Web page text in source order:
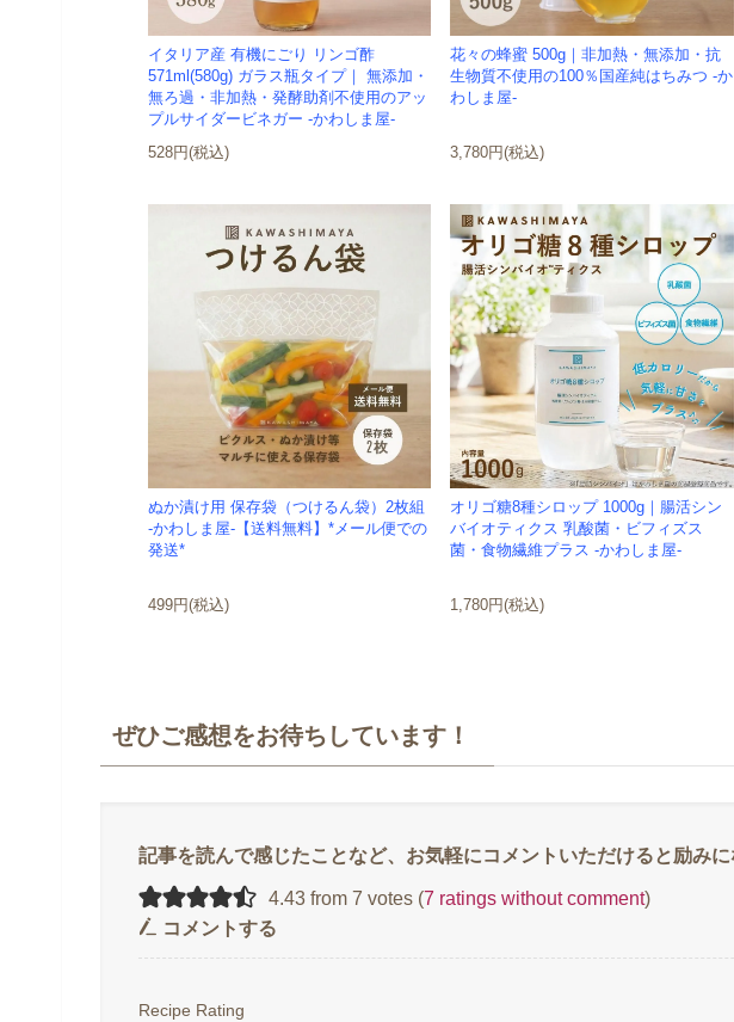
イタリア産 有機にごり リンゴ酢
571ml(580g) ガラス瓶タイプ｜ 無添加・
無ろ過・非加熱・発酵助剤不使用のアッ
プルサイダービネガー -かわしま屋-
528円(税込)
花々の蜂蜜 500g｜非加熱・無添加・抗
生物質不使用の100％国産純はちみつ -か
わしま屋-
3,780円(税込)
ぬか漬け用 保存袋（つけるん袋）2枚組
-かわしま屋-【送料無料】*メール便での
発送*
499円(税込)
オリゴ糖8種シロップ 1000g｜腸活シン
バイオティクス 乳酸菌・ビフィズス
菌・食物繊維プラス -かわしま屋-
1,780円(税込)
ぜひご感想をお待ちしています！
4.43 from 7 votes (7 ratings without comment)
コメントする
Recipe Rating